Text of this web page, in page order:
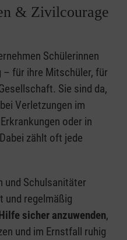
& Zivilcourage
Schülerinnen
– für ihre Mitschüler, für
Sie sind da,
Verletzungen im
oder in
zählt oft jede
und Schulsanitäter
und regelmäßig
sicher anzuwenden,
und im Ernstfall ruhig